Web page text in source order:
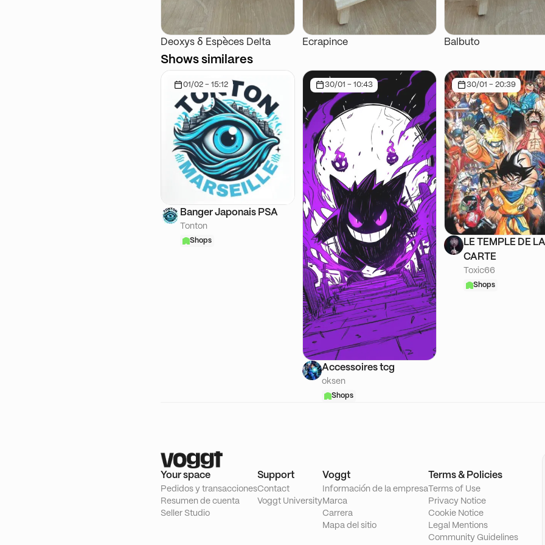
Deoxys ẟ Espèces Delta Ecrapince Balbuto
Shows similares
01/02 - 15:12
Banger Japonais PSA
Tonton
Shops
30/01 - 10:43
Accessoires tcg
oksen
Shops
30/01 - 20:39
LE TEMPLE DE LA
CARTE
Toxic66
Shops
Your space
Pedidos y transacciones
Resumen de cuenta
Seller Studio
Support
Contact
Voggt University
Voggt
Información de la empresa
Marca
Carrera
Mapa del sitio
Terms & Policies
Terms of Use
Privacy Notice
Cookie Notice
Legal Mentions
Community Guidelines